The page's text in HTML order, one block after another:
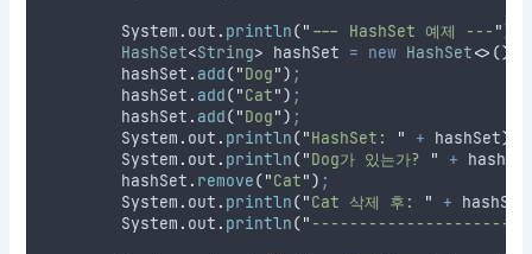
System . out . println(" --- HashSet 예제 --- ")
HashSet<String> hashSet = new HashSet<>()
hashSet . add("Dog") ;
hashSet . add("Cat") ;
hashSet . add("Dog") ;
System . out . println("HashSet: " + hashSet)
System . out . println("Dog가 있는가? " +
hashSet . remove("Cat") ;
System . out . println("Cat 삭제 후: " + hashSet
System . out . println("-----------------------